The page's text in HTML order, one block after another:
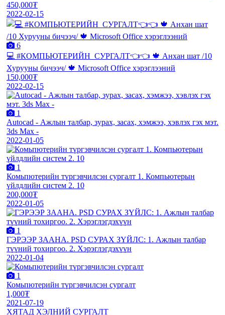
450,000₮
2022-02-15
6
💻 #КОМПЬЮТЕРИЙН_СУРГАЛТ👈👈 🍁 Анхан шат /10
Хурууны бичээч/ 🍁 Microsoft Office хэрэглээний
150,000₮
2022-02-15
1
Autocad - Ажлын талбар, зурах, засах, хэмжээ, хэвлэх гэх мэт.
3ds Max -
2022-01-05
1
Комьпютерийн түргэвчилсэн сургалт 1. Компьютерын
үйлдлийн систем 2. 10
200,000₮
2022-01-05
1
ГЭРЭЭР ЗААНА. PSD СУРАХ ЗҮЙЛС: 1. Ажлын талбар
түүний тохиргоо. 2. Хэрэглэгдэхүүн
2022-01-04
1
Комьпютерийн түргэвчилсэн сургалт
1,000₮
2021-07-19
ХЯТАД ХЭЛНИЙ СУРГАЛТ